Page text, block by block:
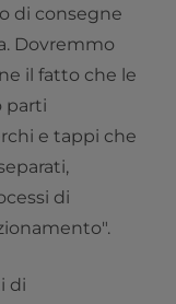
di consegne
Dovremmo
il fatto che le
parti
e tappi che
di
di